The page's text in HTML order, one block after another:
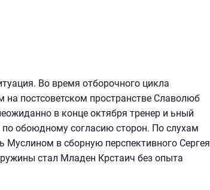
Во время отборочного цикла
постсоветском пространстве Славолюб
в конце октября тренер и ьный
обоюдному согласию сторон. По слухам
Муслином в сборную перспективного Сергея
стал Младен Крстаич без опыта